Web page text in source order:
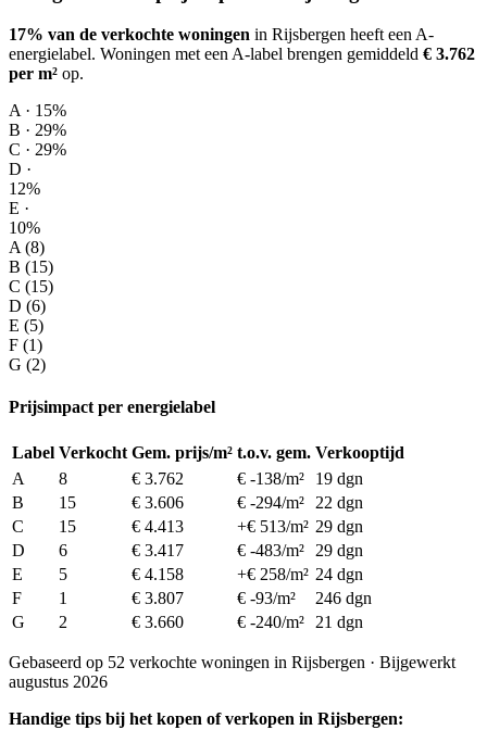
17% van de verkochte woningen in Rijsbergen heeft een A-
energielabel. Woningen met een A-label brengen gemiddeld € 3.762
per m² op.
A · 15%
B · 29%
C · 29%
D ·
12%
E ·
10%
A (8)
B (15)
C (15)
D (6)
E (5)
F (1)
G (2)
Prijsimpact per energielabel
Label Verkocht Gem. prijs/m² t.o.v. gem. Verkooptijd
A
8 € 3.762 € -138/m²
19 dgn
B
15 € 3.606 € -294/m²
22 dgn
C
15 € 4.413 +€ 513/m² 29 dgn
D
6 € 3.417 € -483/m²
29 dgn
E
5 € 4.158 +€ 258/m² 24 dgn
F
1 € 3.807 € -93/m²
246 dgn
G
2 € 3.660 € -240/m² 21 dgn
Gebaseerd op 52 verkochte woningen in Rijsbergen · Bijgewerkt
augustus 2026
Handige tips bij het kopen of verkopen in Rijsbergen: